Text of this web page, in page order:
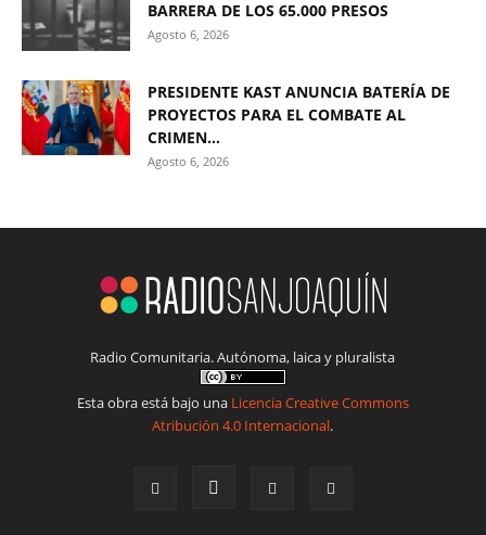
BARRERA DE LOS 65.000 PRESOS
Agosto 6, 2026
PRESIDENTE KAST ANUNCIA BATERÍA DE
PROYECTOS PARA EL COMBATE AL
CRIMEN...
Agosto 6, 2026
Radio Comunitaria. Autónoma, laica y pluralista
Esta obra está bajo una Licencia Creative Commons
Atribución 4.0 Internacional.